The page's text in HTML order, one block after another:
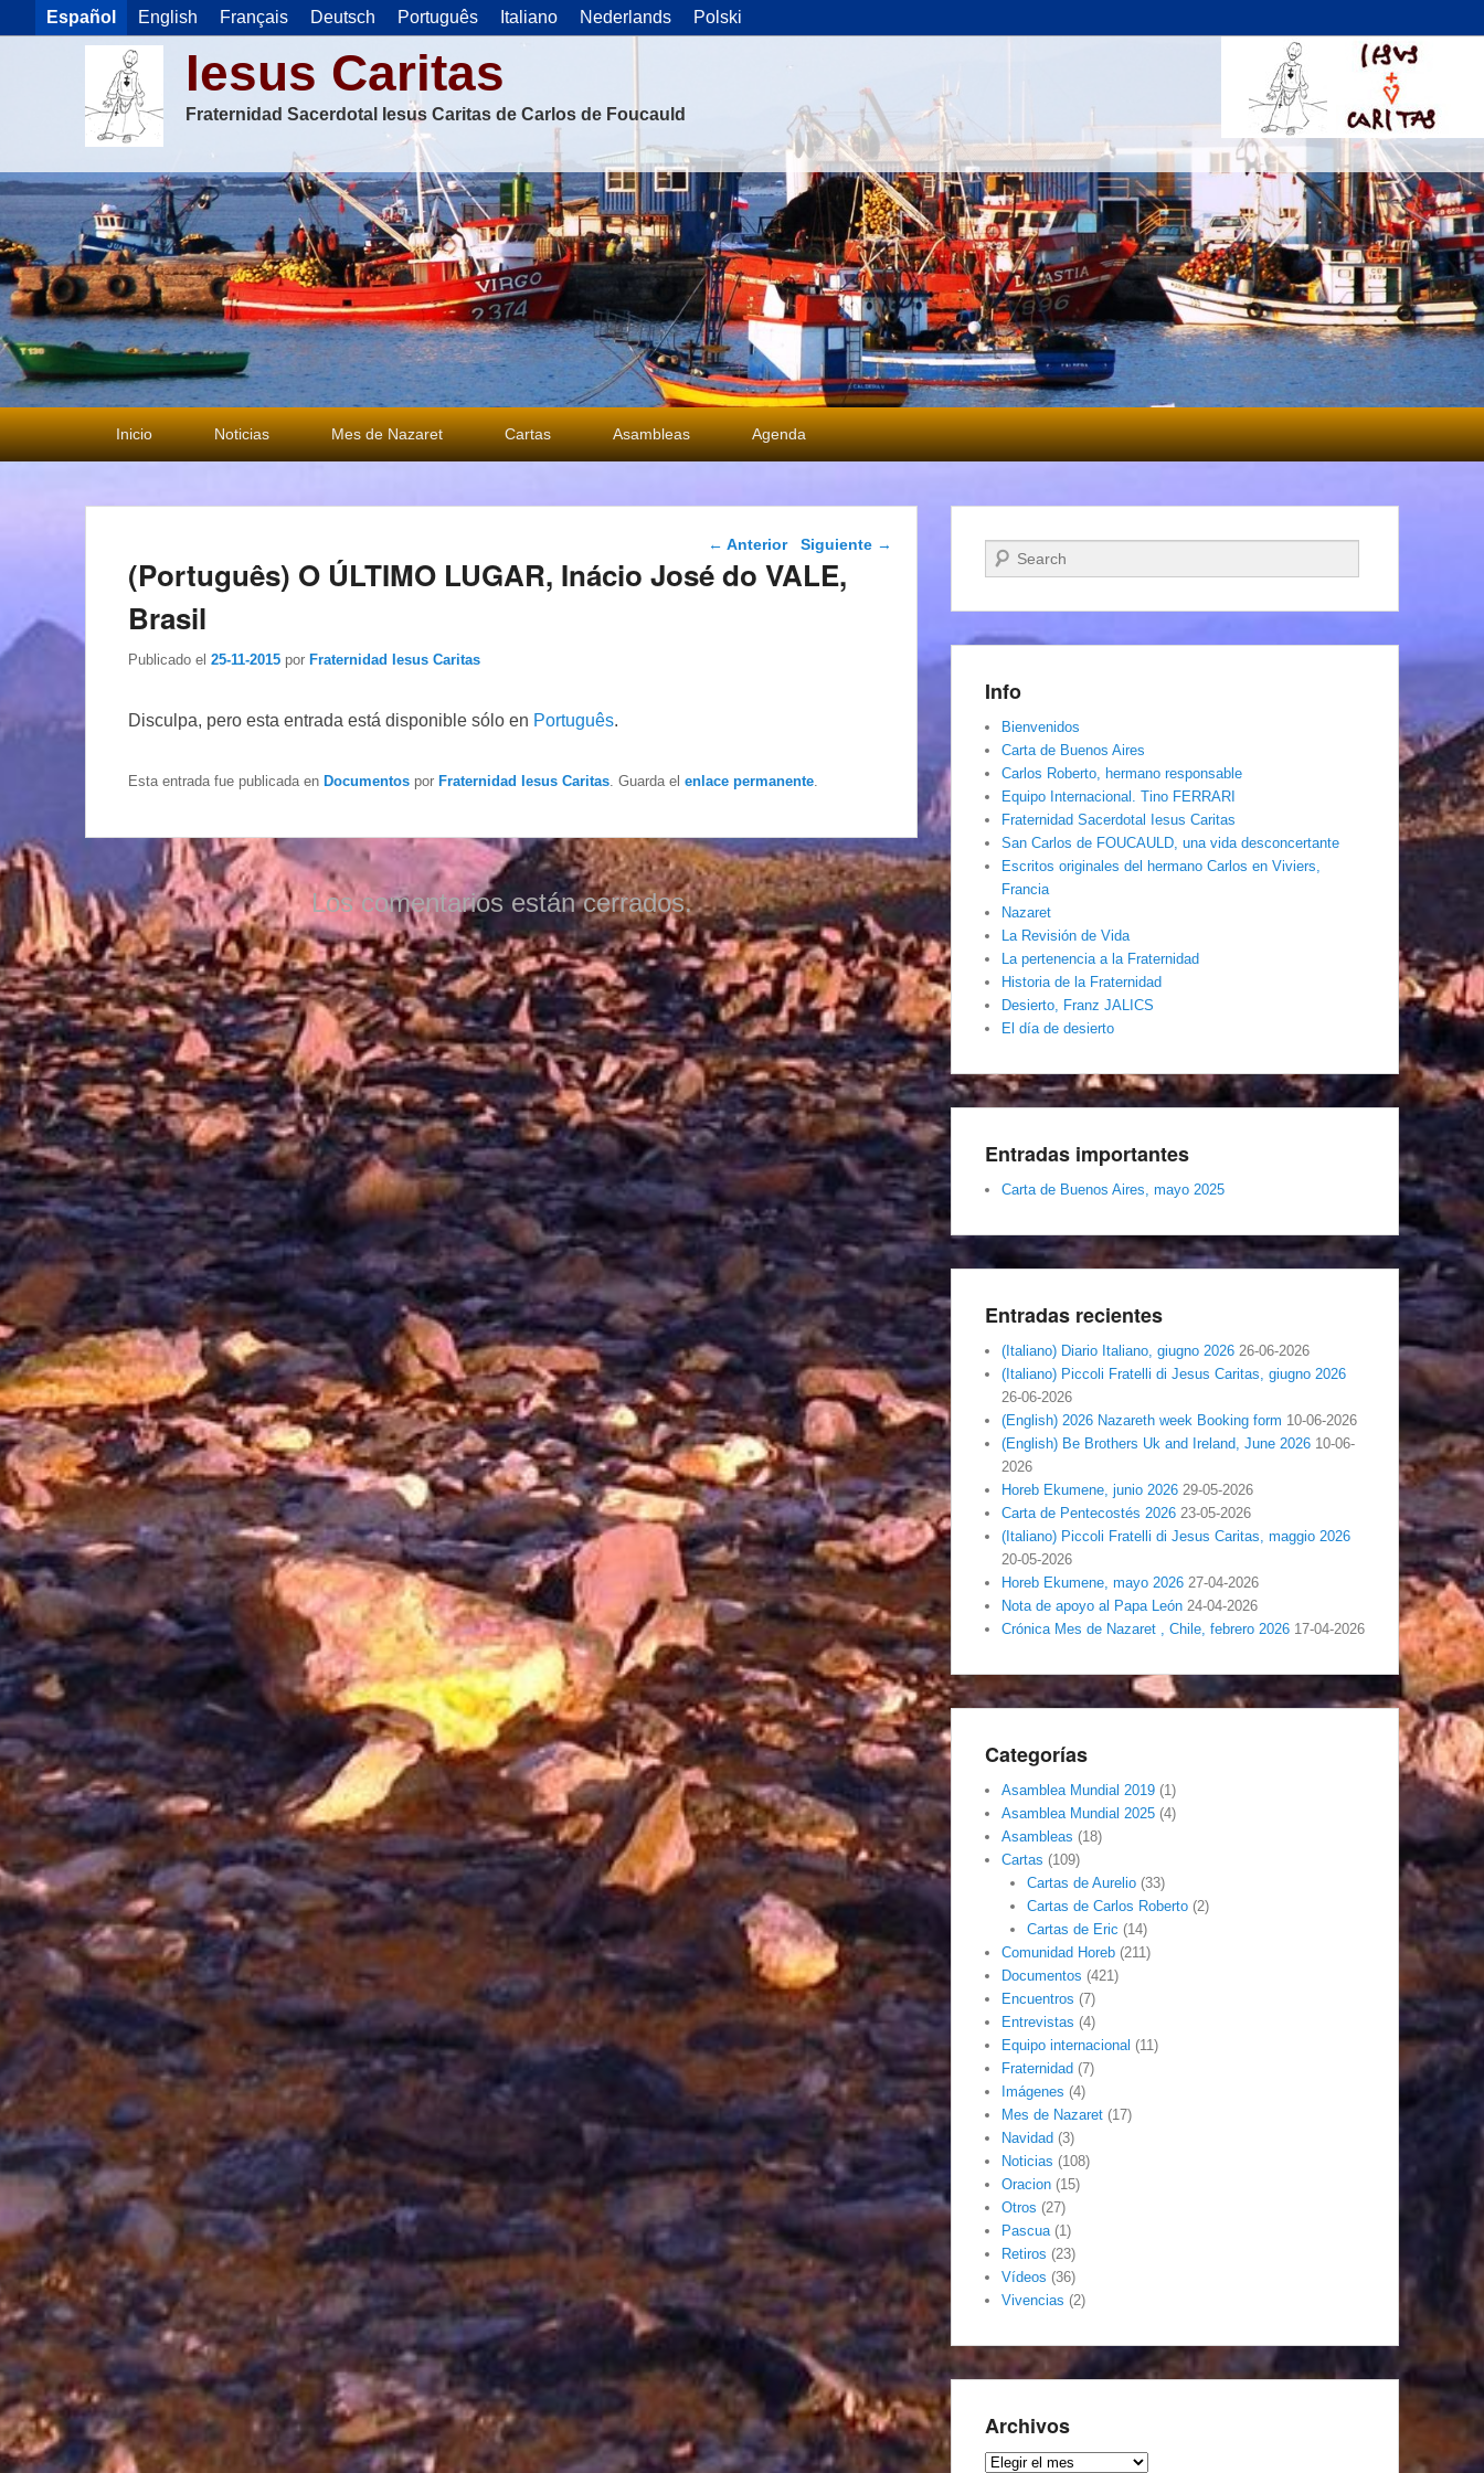
Español English Français Deutsch Português Italiano Nederlands Polski
Iesus Caritas
Fraternidad Sacerdotal Iesus Caritas de Carlos de Foucauld
Menú
principal
Inicio Noticias Mes de Nazaret Cartas Asambleas Agenda
Navegación de
entradas
← Anterior Siguiente →
(Português) O ÚLTIMO LUGAR, Inácio José do VALE,
Brasil
Publicado el 25-11-2015 por Fraternidad Iesus Caritas
Disculpa, pero esta entrada está disponible sólo en Português.
Esta entrada fue publicada en Documentos por Fraternidad Iesus Caritas . Guarda el enlace permanente
Los comentarios están cerrados.
Buscar
Info
Bienvenidos
Carta de Buenos Aires
Carlos Roberto, hermano responsable
Equipo Internacional. Tino FERRARI
Fraternidad Sacerdotal Iesus Caritas
San Carlos de FOUCAULD, una vida desconcertante
Escritos originales del hermano Carlos en Viviers,
Francia
Nazaret
La Revisión de Vida
La pertenencia a la Fraternidad
Historia de la Fraternidad
Desierto, Franz JALICS
El día de desierto
Entradas importantes
Carta de Buenos Aires, mayo 2025
Entradas recientes
(Italiano) Diario Italiano, giugno 2026 26-06-2026
(Italiano) Piccoli Fratelli di Jesus Caritas, giugno 2026
26-06-2026
(English) 2026 Nazareth week Booking form 10-06-2026
(English) Be Brothers Uk and Ireland, June 2026 10-06-
2026
Horeb Ekumene, junio 2026 29-05-2026
Carta de Pentecostés 2026 23-05-2026
(Italiano) Piccoli Fratelli di Jesus Caritas, maggio 2026
20-05-2026
Horeb Ekumene, mayo 2026 27-04-2026
Nota de apoyo al Papa León 24-04-2026
Crónica Mes de Nazaret , Chile, febrero 2026 17-04-2026
Categorías
Asamblea Mundial 2019 (1)
Asamblea Mundial 2025 (4)
Asambleas (18)
Cartas (109)
Cartas de Aurelio(33)
Cartas de Carlos Roberto(2)
Cartas de Eric (14)
Comunidad Horeb (211)
Documentos (421)
Encuentros (7)
Entrevistas (4)
Equipo internacional (11)
Fraternidad (7)
Imágenes (4)
Mes de Nazaret (17)
Navidad (3)
Noticias (108)
Oracion (15)
Otros (27)
Pascua(1)
Retiros (23)
Vídeos (36)
Vivencias (2)
Archivos
Archivos